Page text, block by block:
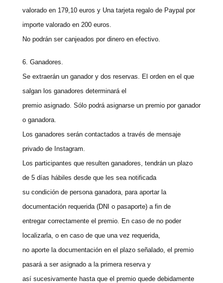
valorado en 179,10 euros y Una tarjeta regalo de Paypal por
importe valorado en 200 euros.
No podrán ser canjeados por dinero en efectivo.
6. Ganadores.
Se extraerán un ganador y dos reservas. El orden en el que
salgan los ganadores determinará el
premio asignado. Sólo podrá asignarse un premio por ganador
o ganadora.
Los ganadores serán contactados a través de mensaje
privado de Instagram.
Los participantes que resulten ganadores, tendrán un plazo
de 5 días hábiles desde que les sea notificada
su condición de persona ganadora, para aportar la
documentación requerida (DNI o pasaporte) a fin de
entregar correctamente el premio. En caso de no poder
localizarla, o en caso de que una vez requerida,
no aporte la documentación en el plazo señalado, el premio
pasará a ser asignado a la primera reserva y
así sucesivamente hasta que el premio quede debidamente